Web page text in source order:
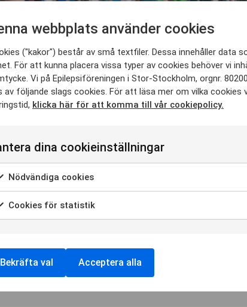
nationaldagen med en storslagen musikalisk fest i
med Solna stad och Kungliga Hovstaterna, in till
webbplats använder cookies
("kakor") består av små textfiler. Dessa innehåller data
För att kunna placera vissa typer av cookies behöver vi
Vi på Epilepsiföreningen i Stor-Stockholm, orgnr.
av följande slags cookies. För att läsa mer om vilka cookies
klicka här för att komma till vår cookiepolicy.
dina cookieinställningar
Nödvändiga cookies
Cookies för statistik
Bekräfta val Acceptera alla